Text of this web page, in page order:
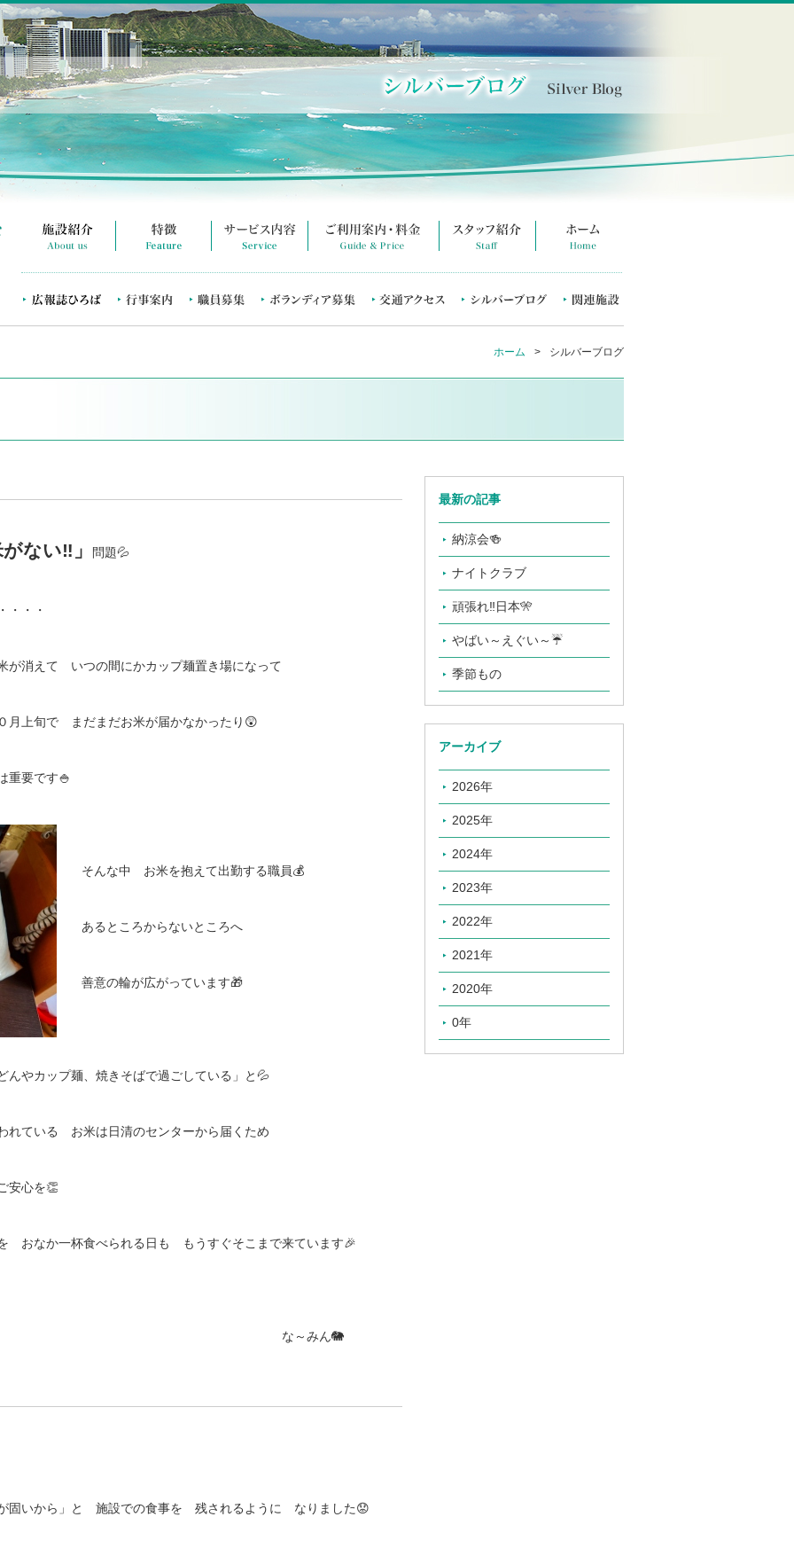
シルバーブログ
>
ホーム
ない‼️」 問題💦
・・・
消えて いつの間にかカップ麺置き場になって
月上旬で まだまだお米が届かなかったり😲
重要です🍚
そんな中 お米を抱えて出勤する職員💰
あるところからないところへ
善意の輪が広がっています🎁
やカップ麺、焼きそばで過ごしている」と💦
れている お米は日清のセンターから届くため
安心を👏
おなか一杯食べられる日も もうすぐそこまで来ています🎉
ん🐘
固いから」と 施設での食事を 残されるように なりました😟
最新の記事
納涼会🍻
ナイトクラブ
頑張れ‼️日本🎌
やばい～えぐい～☔
季節もの
アーカイブ
2026年
2025年
2024年
2023年
2022年
2021年
2020年
0年